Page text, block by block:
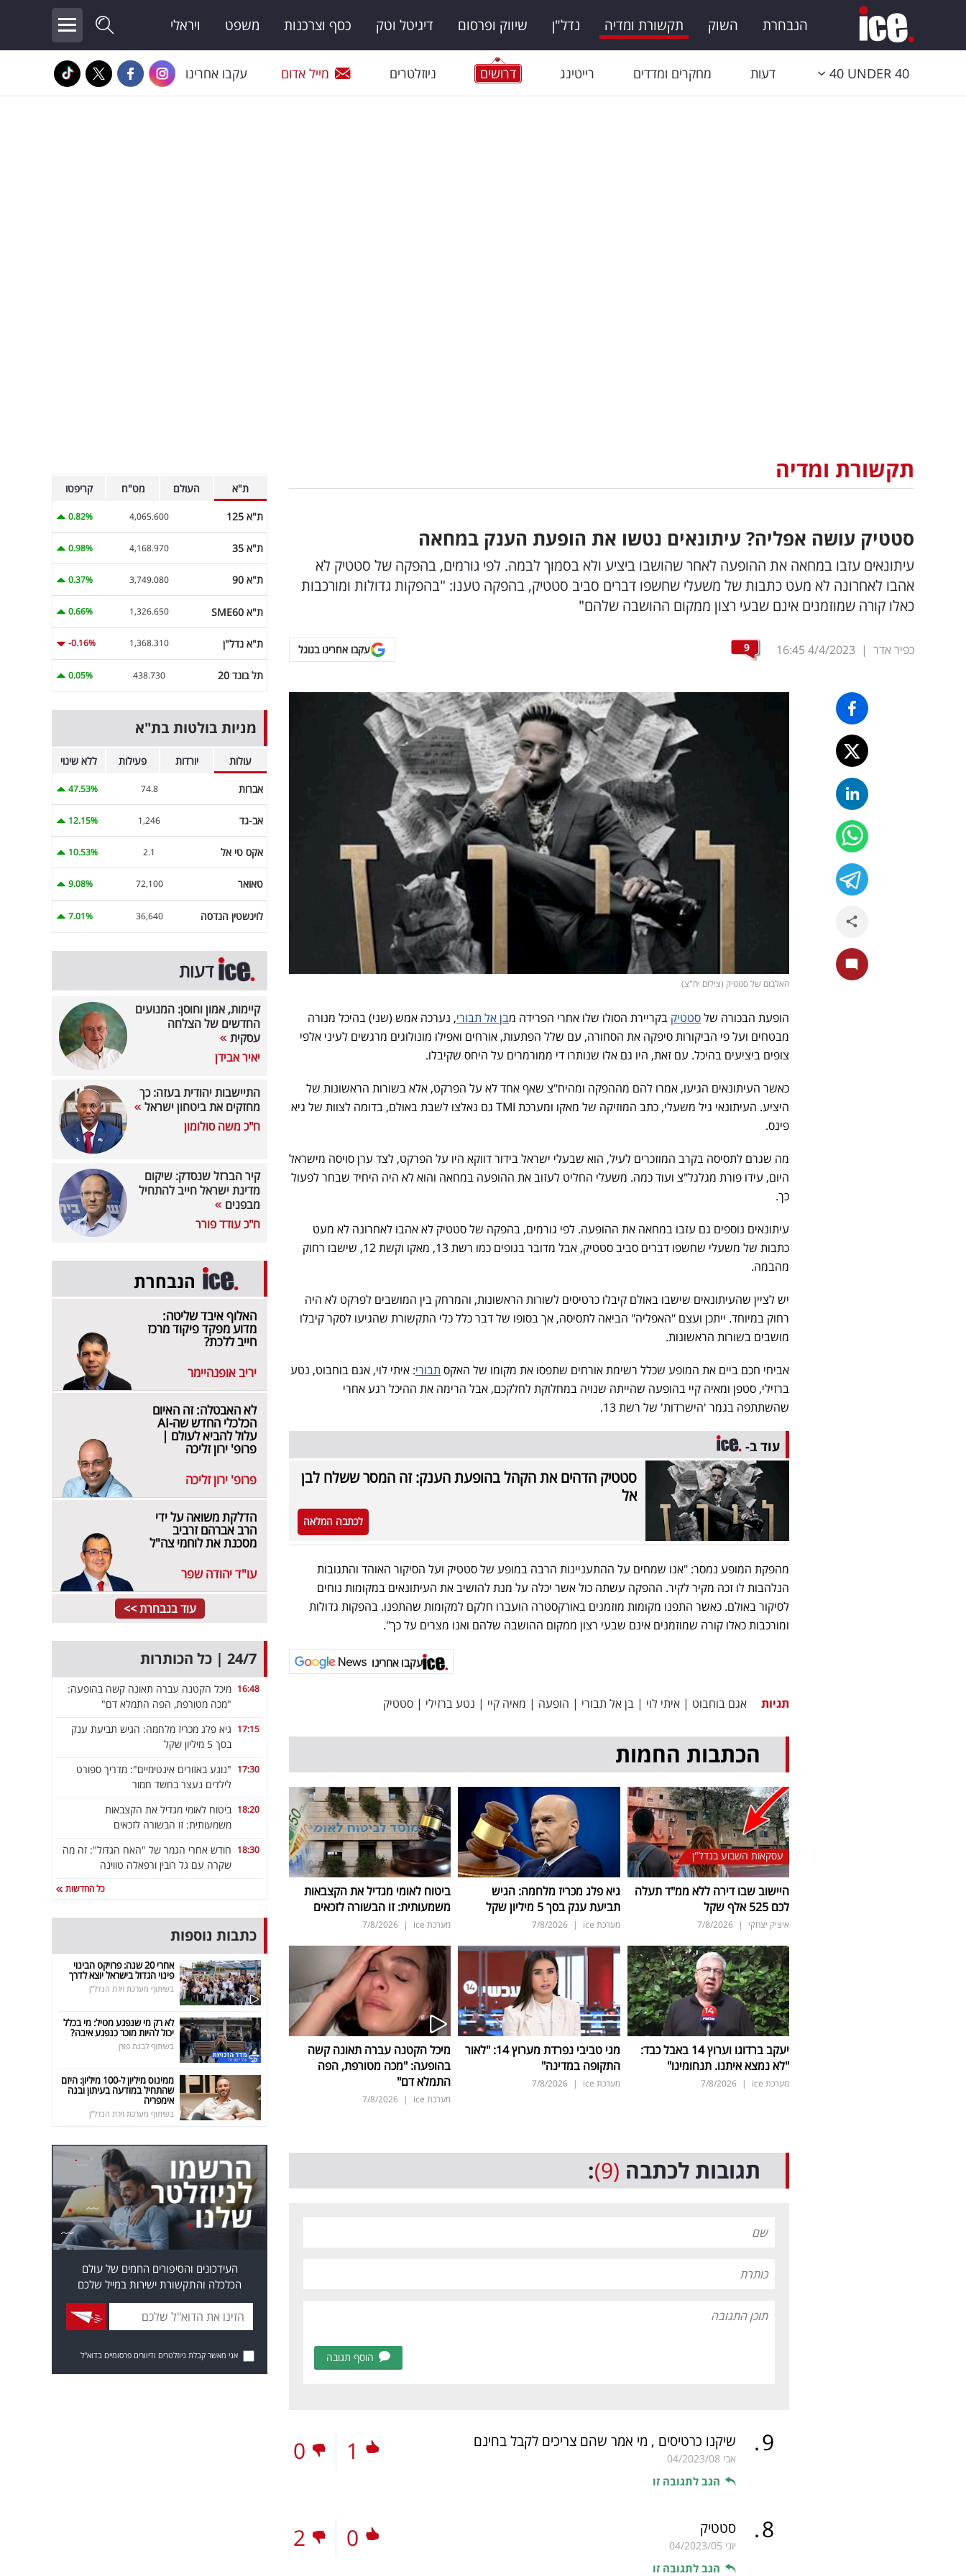
הנבחרת השוק תקשורת ומדיה נדל"ן שיווק ופרסום דיגיטל וטק כסף וצרכנות משפט ויראלי
40 UNDER 40 דעות מחקרים ומדדים רייטינג דרושים ניוזלטרים מייל אדום עקבו אחרינו
תקשורת ומדיה
סטטיק עושה אפליה? עיתונאים נטשו את הופעת הענק במחאה
עיתונאים עזבו במחאה את ההופעה לאחר שהושבו ביציע ולא בסמוך לבמה. לפי גורמים, בהפקה של סטטיק לא
אהבו לאחרונה לא מעט כתבות של משעלי שחשפו דברים סביב סטטיק, בהפקה טענו: "בהפקות גדולות ומורכבות
כאלו קורה שמוזמנים אינם שבעי רצון ממקום ההושבה שלהם"
כפיר אדר |
4/4/2023
16:45
9 עקבו אחרינו בגוגל
האלבום של סטטיק (צילום יח"צ)
הופעת הבכורה שלסטטיק בקריירת הסולו שלו אחרי הפרידה מבן אל תבורי, נערכה אמש (שני) בהיכל מנורה
מבטחים ועל פי הביקורות סיפקה את הסחורה, עם שלל הפתעות, אורחים ואפילו מונולוגים מרגשים לעיני אלפי
צופים ביציעים בהיכל. עם זאת, היו גם אלו שנותרו די ממורמרים על היחס שקיבלו.
כאשר העיתונאים הגיעו, אמרו להם מההפקה ומהיח"צ שאף אחד לא על הפרקט, אלא בשורות הראשונות של
היציע. העיתונאי גיל משעלי, כתב המוזיקה של מאקו ומערכת TMI גם נאלצו לשבת באולם, בדומה לצוות של גיא
פינס.
מה שגרם לתסיסה בקרב המוזכרים לעיל, הוא שבעלי ישראל בידור דווקא היו על הפרקט, לצד ערן סויסה מישראל
היום, עידו פורת מגלגל"צ ועוד כמה. משעלי החליט לעזוב את ההופעה במחאה והוא לא היה היחיד שבחר לפעול
כך.
עיתונאים נוספים גם עזבו במחאה את ההופעה. לפי גורמים, בהפקה של סטטיק לא אהבו לאחרונה לא מעט
כתבות של משעלי שחשפו דברים סביב סטטיק, אבל מדובר בגופים כמו רשת 13, מאקו וקשת 12, שישבו רחוק
מהבמה.
יש לציין שהעיתונאים שישבו באולם קיבלו כרטיסים לשורות הראשונות, והמרחק בין המושבים לפרקט לא היה
רחוק במיוחד. ייתכן ועצם "האפליה" הביאה לתסיסה, אך בסופו של דבר כלל כלי התקשורת שהגיעו לסקר קיבלו
מושבים בשורות הראשונות.
​אביחי חכם ביים את המופע שכלל רשימת אורחים שתפסו את מקומו של האקס תבורי: איתי לוי, אגם בוחבוט, נטע
ברזילי, סטפן ומאיה קיי בהופעה שהייתה שנויה במחלוקת לחלקכם, אבל הרימה את ההיכל רגע אחרי
שהשתתפה בגמר 'הישרדות' של רשת 13.
עוד ב-
סטטיק הדהים את הקהל בהופעת הענק: זה המסר ששלח לבן
אל
לכתבה המלאה
מהפקת המופע נמסר: "אנו שמחים על ההתעניינות הרבה במופע של סטטיק ועל הסיקור האוהד והתגובות
הנלהבות לו זכה מקיר לקיר. ההפקה עשתה כול אשר יכלה על מנת להושיב את העיתונאים במקומות נוחים
לסיקור באולם. כאשר התפנו מקומות מוזמנים באורקסטרה הועברו חלקם למקומות שהתפנו. בהפקות גדולות
ומורכבות כאלו קורה שמוזמנים אינם שבעי רצון ממקום ההושבה שלהם ואנו מצרים על כך".
עקבו אחרינו
תגיות אגם בוחבוט | איתי לוי | בן אל תבורי | הופעה | מאיה קיי | נטע ברזילי | סטטיק
הכתבות החמות
עסקאות השבוע בנדל"ן
היישוב שבו דירה ללא ממ"ד תעלה
לכם 525 אלף שקל
איציק יצחקי |
7/8/2026
גיא פלג מכריז מלחמה: הגיש
תביעת ענק בסך 5 מיליון שקל
מערכת ice |
7/8/2026
ביטוח לאומי מגדיל את הקצבאות
משמעותית: זו הבשורה לזכאים
מערכת ice |
7/8/2026
יעקב ברדוגו וערוץ 14 באבל כבד:
"לא נמצא איתנו. תנחומינו"
מערכת ice |
7/8/2026
מגי טביבי נפרדת מערוץ 14: "לאור
התקופה במדינה"
מערכת ice |
7/8/2026
מיכל הקטנה עברה תאונה קשה
בהופעה: "מכה מטורפת, הפה
התמלא דם"
מערכת ice |
7/8/2026
תגובות לכתבה (9)
:
הוסף תגובה
9
. שיקנו כרטיסים , מי אמר שהם צריכים לקבל בחינם
אבי 04/2023/08
הגב לתגובה זו
1
0
8
. סטטיק
יוני 04/2023/05
הגב לתגובה זו
0
2
ת"א העולם מט"ח קריפטו
ת"א 125 4,065.600
0.82%
ת"א 35 4,168.970
0.98%
ת"א 90 3,749.080
0.37%
ת"א SME60 1,326.650
0.66%
ת"א נדל"ן 1,368.310
-0.16%
תל בונד 20 438.730
0.05%
מניות בולטות בת"א
עולות יורדות פעילות ללא שינוי
אברות 74.8
47.53%
אב-גד 1,246
12.15%
אקס טי אל 2.1
10.53%
טאואר 72,100
9.08%
לוינשטין הנדסה 36,640
7.01%
דעות
קיימות, אמון וחוסן: המנועים
החדשים של הצלחה
עסקית
יאיר אבידן
התיישבות יהודית בעזה: כך
מחזקים את ביטחון ישראל
ח"כ משה סולומון
קיר הברזל שנסדק: שיקום
מדינת ישראל חייב להתחיל
מבפנים
ח"כ עודד פורר
הנבחרת
האלוף איבד שליטה:
מדוע מפקד פיקוד מרכז
חייב ללכת?
יריב אופנהיימר
לא האבטלה: זה האיום
הכלכלי החדש שה-AI
עלול להביא לעולם |
פרופ' ירון זליכה
פרופ' ירון זליכה
הדלקת משואה על ידי
הרב אברהם זרביב
מסכנת את לוחמי צה"ל
עו"ד יהודה שפר
עוד בנבחרת >>
24/7 | כל הכותרות
16:48 מיכל הקטנה עברה תאונה קשה בהופעה:
"מכה מטורפת, הפה התמלא דם"
17:15 גיא פלג מכריז מלחמה: הגיש תביעת ענק
בסך 5 מיליון שקל
17:30 "נוגע באזורים אינטימיים": מדריך ספורט
לילדים נעצר בחשד חמור
18:20 ביטוח לאומי מגדיל את הקצבאות
משמעותית: זו הבשורה לזכאים
18:30 חודש אחרי הגמר של "האח הגדול": זה מה
שקרה עם גל רובין ורפאלה טווינה
כל החדשות
כתבות נוספות
אחרי 20 שנה: פרויקט הבינוי
פינוי הגדול בישראל יוצא לדרך
בשיתוף מערכת זירת הנדל"ן
לא רק מי שנפגע מטיל: מי בכלל
יכול להיות מוכר כנפגע איבה?
בשיתוף לבנת פורן
ממינוס מיליון ל-100 מיליון: היזם
שהתחיל במודעה בעיתון ובנה
אימפריה
בשיתוף מערכת זירת הנדל"ן
העידכונים והסיפורים החמים של עולם
הכלכלה והתקשורת ישירות במייל שלכם
אני מאשר קבלת ניוזלטרים ודיוורים פרסומיים בדוא"ל